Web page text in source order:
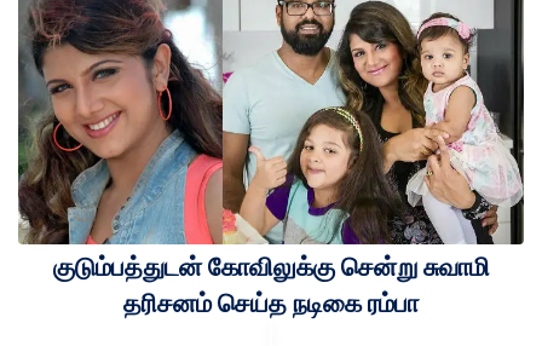
குடும்பத்துடன் கோவிலுக்கு சென்று சுவாமி
தரிசனம் செய்த நடிகை ரம்பா